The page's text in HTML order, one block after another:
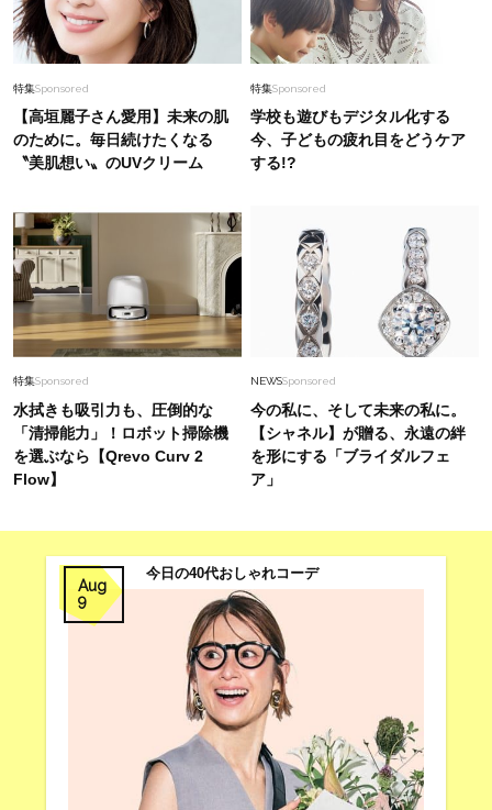
特集Sponsored
【高垣麗子さん愛用】未来の肌
のために。毎日続けたくなる
〝美肌想い〟のUVクリーム
特集Sponsored
学校も遊びもデジタル化する
今、子どもの疲れ目をどうケア
する!?
特集Sponsored
水拭きも吸引力も、圧倒的な
「清掃能力」！ロボット掃除機
を選ぶなら【Qrevo Curv 2
Flow】
NEWSSponsored
今の私に、そして未来の私に。
【シャネル】が贈る、永遠の絆
を形にする「ブライダルフェ
ア」
Aug
9
今日の40代おしゃれコーデ